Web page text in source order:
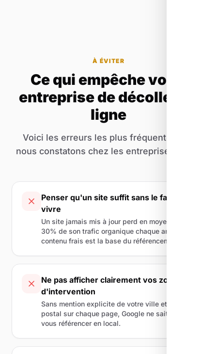
À ÉVITER
Ce qui empêche votre
entreprise de décoller en
ligne
Voici les erreurs les plus fréquentes que
nous constatons chez les entreprises d'Apt.
Penser qu'un site suffit sans le faire
vivre
Un site jamais mis à jour perd en moyenne
30% de son trafic organique chaque année. Le
contenu frais est la base du référencement.
Ne pas afficher clairement vos zones
d'intervention
Sans mention explicite de votre ville et code
postal sur chaque page, Google ne sait pas où
vous référencer en local.